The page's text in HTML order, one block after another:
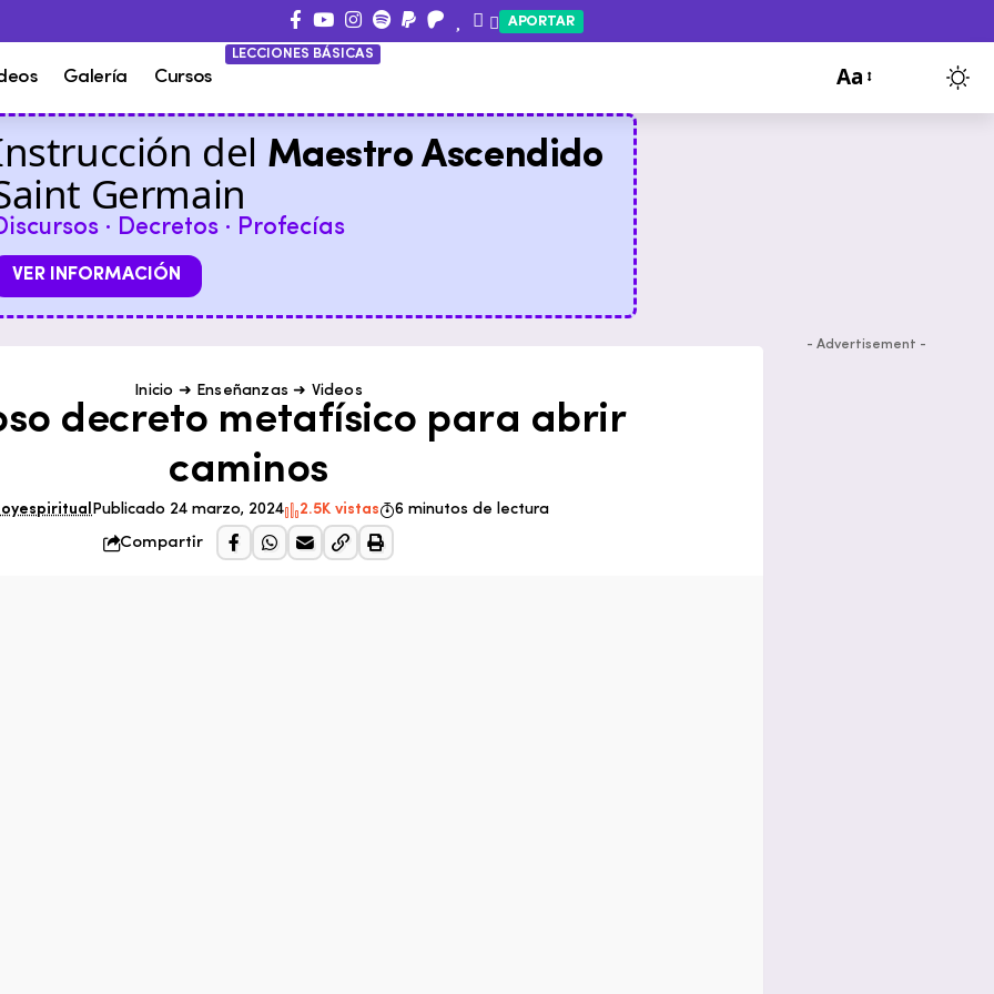
APORTAR
Galería Cursos
LECCIONES BÁSICAS
Aa
del Maestro Ascendido
Germain
· Decretos · Profecías
VER INFORMACIÓN
Inicio ➜ Enseñanzas ➜ Videos
decreto metafísico para abrir
caminos
Publicado 24 marzo, 2024 2.5K vistas
6 minutos de lectura
Compartir
- Advertisement -